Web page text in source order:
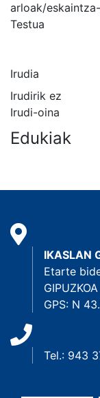
arloak/
Testua
Irudia
Irudirik ez
Irudi-oina
Edukiak
IKASLAN
Etarte
GIPUZKOA
GPS: N
Tel.: 943